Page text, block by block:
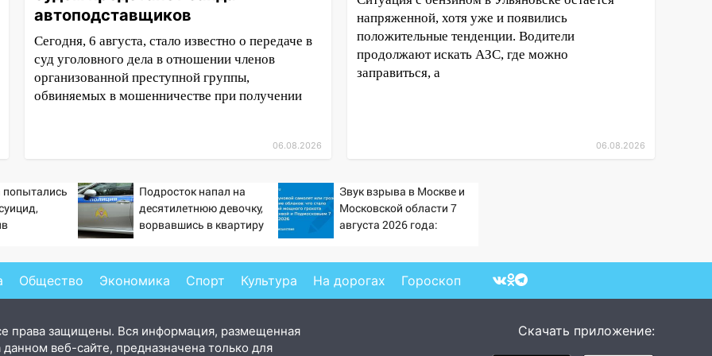
автоподставщиков
Сегодня, 6 августа, стало известно о передаче в
суд уголовного дела в отношении членов
организованной преступной группы,
обвиняемых в мошенничестве при получении
06.08.2026
напряженной, хотя уже и появились
положительные тенденции. Водители
продолжают искать АЗС, где можно
заправиться, а
06.08.2026
Подросток напал на
десятилетнюю девочку,
ворвавшись в квартиру
Звук взрыва в Москве и
Московской области 7
августа 2026 года:
хлопок
Общество Экономика Спорт Культура На дорогах Гороскоп
права защищены. Вся информация, размещенная
данном веб-сайте, предназначена только для
Скачать приложение: